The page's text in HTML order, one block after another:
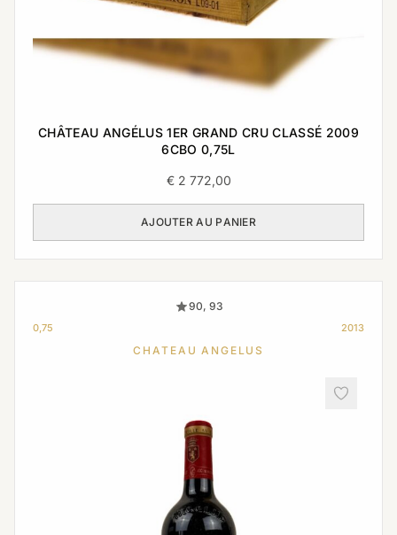
CHÂTEAU ANGÉLUS 1ER GRAND CRU CLASSÉ 2009
6CBO 0,75L
€2 772,00
AJOUTER AU PANIER
90, 93
0,75 2013
CHATEAU ANGELUS